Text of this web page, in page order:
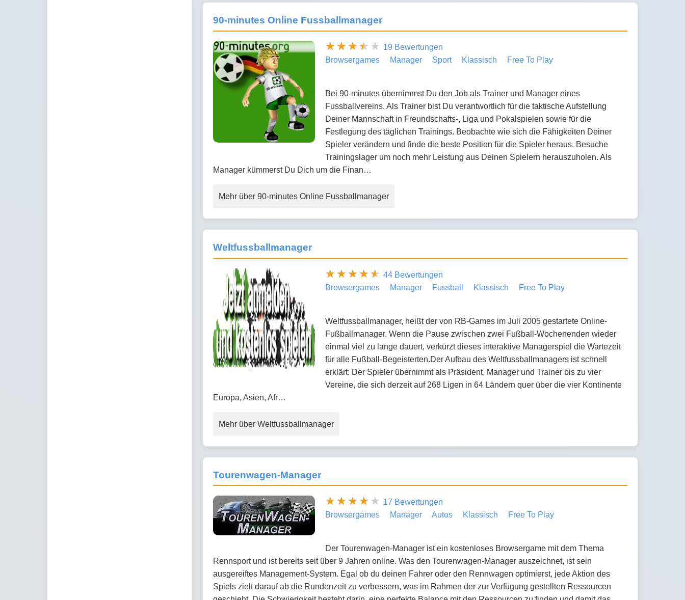
90-minutes Online Fussballmanager
19 Bewertungen
Browsergames
Manager Sport Klassisch Free To Play
Bei 90-minutes übernimmst Du den Job als Trainer und Manager eines
Fussballvereins. Als Trainer bist Du verantwortlich für die taktische Aufstellung
Deiner Mannschaft in Freundschafts-, Liga und Pokalspielen sowie für die
Festlegung des täglichen Trainings. Beobachte wie sich die Fähigkeiten Deiner
Spieler verändern und finde die beste Position für die Spieler heraus. Besuche
Trainingslager um noch mehr Leistung aus Deinen Spielern herauszuholen. Als
Manager kümmerst Du Dich um die Finan…
Mehr über 90-minutes Online Fussballmanager
Weltfussballmanager
44 Bewertungen
Browsergames
Manager Fussball Klassisch Free To Play
Weltfussballmanager, heißt der von RB-Games im Juli 2005 gestartete Online-
Fußballmanager. Wenn die Pause zwischen zwei Fußball-Wochenenden wieder
einmal viel zu lange dauert, verkürzt dieses interaktive Managerspiel die Wartezeit
für alle Fußball-Begeisterten.Der Aufbau des Weltfussballmanagers ist schnell
erklärt: Der Spieler übernimmt als Präsident, Manager und Trainer bis zu vier
Vereine, die sich derzeit auf 268 Ligen in 64 Ländern quer über die vier Kontinente
Europa, Asien, Afr…
Mehr über Weltfussballmanager
Tourenwagen-Manager
17 Bewertungen
Browsergames
Manager Autos Klassisch Free To Play
Der Tourenwagen-Manager ist ein kostenloses Browsergame mit dem Thema
Rennsport und ist bereits seit über 9 Jahren online. Was den Tourenwagen-Manager auszeichnet, ist sein
ausgereiftes Management-System. Egal ob du deinen Fahrer oder den Rennwagen optimierst, jede Aktion des
Spiels zielt darauf ab die Rundenzeit zu verbessern, was im Rahmen der zur Verfügung gestellten Ressourcen